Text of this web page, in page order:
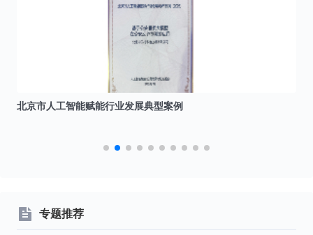
北京市人工智能赋能行业发展典型案例
专题推荐